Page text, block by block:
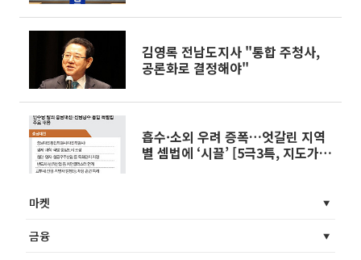
김영록 전남도지사 "통합 주청사,
공론화로 결정해야"
흡수·소외 우려 증폭…엇갈린 지역
별 셈법에 ‘시끌’ [5극3특, 지도가
마켓
금융